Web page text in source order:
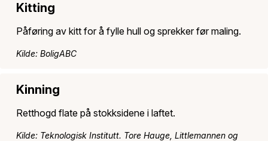
Kitting
Påføring av kitt for å fylle hull og sprekker før maling.
Kilde: BoligABC
Kinning
Retthogd flate på stokksidene i laftet.
Kilde: Teknologisk Institutt. Tore Hauge, Littlemannen og